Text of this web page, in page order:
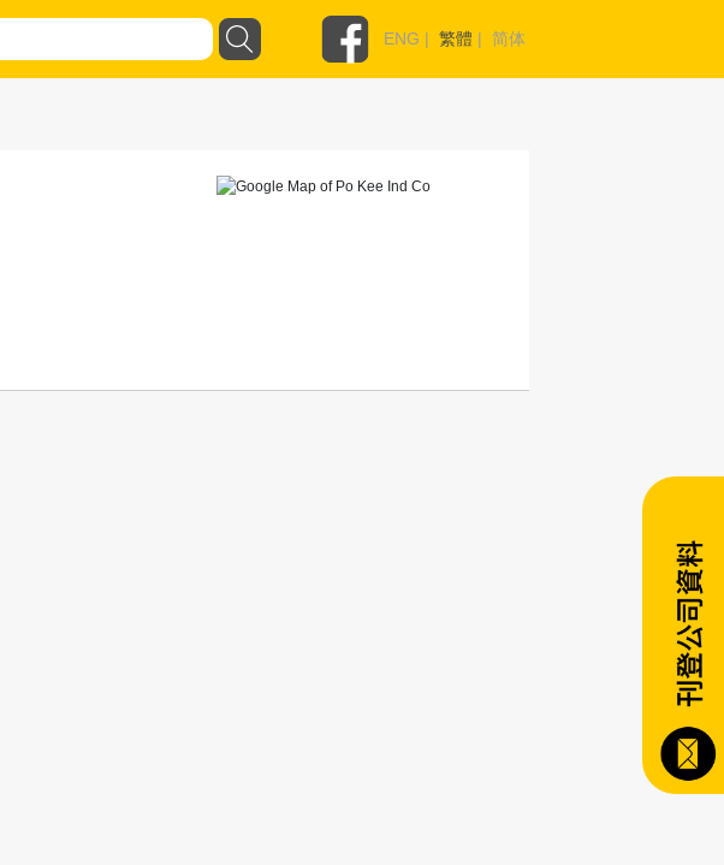
ENG | 繁體 | 简体